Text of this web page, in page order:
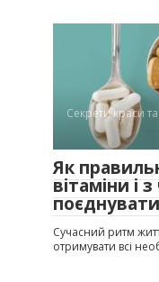
Секрети краси
Як
вітаміни і
поєднувати
Сучасний ритм
отримувати всі